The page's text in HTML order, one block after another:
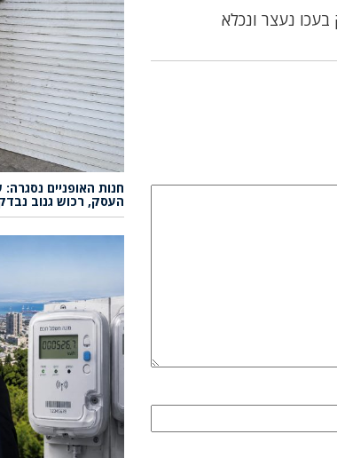
נעצר ונכלא
חנות האופניים
העסק, רכוש גנוב